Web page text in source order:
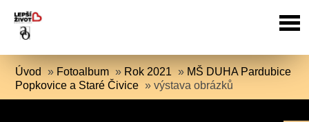
Úvod » Fotoalbum » Rok 2021 » MŠ DUHA Pardubice
Popkovice a Staré Čivice »výstava obrázků